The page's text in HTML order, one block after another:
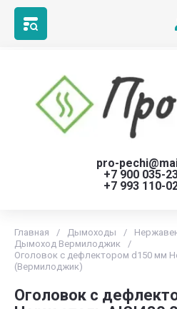
pro-
+7 900 035-
+7 993 110-
Главная / Дымоходы /
Дымоход Вермилоджик
/
Оголовок с дефлектором d150 мм
(Вермилоджик)
Оголовок с